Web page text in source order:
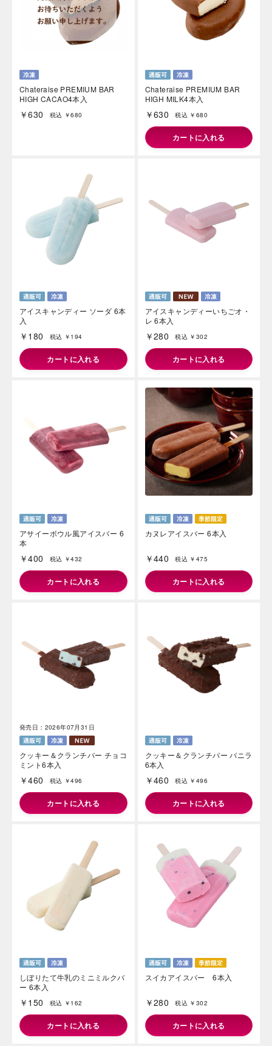
Chateraise PREMIUM BAR
HIGH CACAO4本入
￥630 税込 ￥680
Chateraise PREMIUM BAR
HIGH MILK4本入
￥630 税込 ￥680
カートに入れる
アイスキャンディー ソーダ 6本
入
￥180 税込 ￥194
カートに入れる
アイスキャンディーいちごオ・
レ 6本入
￥280 税込 ￥302
カートに入れる
アサイーボウル風アイスバー 6
本
￥400 税込 ￥432
カートに入れる
カヌレアイスバー 6本入
￥440 税込 ￥475
カートに入れる
発売日：2026年07月31日
クッキー＆クランチバー チョコ
ミント6本入
￥460 税込 ￥496
カートに入れる
クッキー＆クランチバー バニラ
6本入
￥460 税込 ￥496
カートに入れる
しぼりたて牛乳のミニミルクバ
ー 6本入
￥150 税込 ￥162
カートに入れる
スイカアイスバー 6本入
￥280 税込 ￥302
カートに入れる
岳や末広がりを意味す
つ時」という意味を込
。雄大な八ヶ岳山麓の自
海外 Overseas shops
Malaysia
Hong Kong
Vietnam